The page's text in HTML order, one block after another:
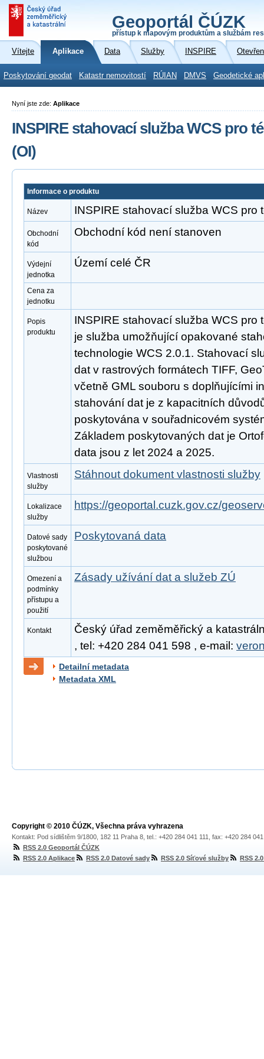
Geoportál ČÚZK
přístup k mapovým produktům a službám
Vítejte Aplikace Data Služby INSPIRE
Poskytování geodat Katastr nemovitostí RÚIAN DMVS Geodetické
Nyní jste zde: Aplikace
INSPIRE stahovací služba WCS pro
(OI)
Informace o produktu
Název INSPIRE stahovací služba WCS pro
Obchodní
kód
Obchodní kód není stanoven
Výdejní
jednotka
Území celé ČR
Cena za
jednotku
Popis
produktu
INSPIRE stahovací služba WCS pro
je služba umožňující opakované
technologie WCS 2.0.1. Stahovací
dat v rastrových formátech TIFF,
včetně GML souboru s doplňujícími
stahování dat je z kapacitních
poskytována v souřadnicovém
Základem poskytovaných dat je
data jsou z let 2024 a 2025.
Vlastnosti
služby
Stáhnout dokument vlastnosti služby
Lokalizace
služby
https://geoportal.cuzk.gov.cz/
Datové sady
poskytované
službou
Poskytovaná data
Omezení a
podmínky
přístupu a
použití
Zásady užívání dat a služeb ZÚ
Kontakt
Český úřad zeměměřický a
, tel: +420 284 041 598 , e-mail:
Detailní metadata
Metadata XML
Copyright © 2010 ČÚZK, Všechna práva vyhrazena
Kontakt: Pod sídlištěm 9/1800, 182 11 Praha 8, tel.: +420 284 041 111, fax: +420 284
RSS 2.0 Geoportál ČÚZK
RSS 2.0 Aplikace
RSS 2.0 Datové sady RSS 2.0 Síťové služby RSS